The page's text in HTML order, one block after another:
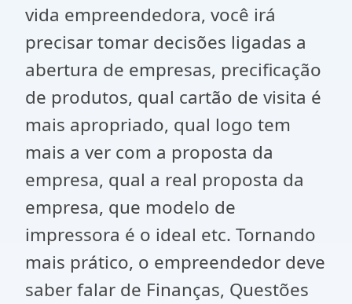
vida empreendedora, você irá
precisar tomar decisões ligadas a
abertura de empresas, precificação
de produtos, qual cartão de visita é
mais apropriado, qual logo tem
mais a ver com a proposta da
empresa, qual a real proposta da
empresa, que modelo de
impressora é o ideal etc. Tornando
mais prático, o empreendedor deve
saber falar de Finanças, Questões